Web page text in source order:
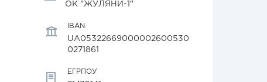
ОК "ЖУЛЯНИ-1"
IBAN
UA05322669000002600530
0271861
ЕГРПОУ